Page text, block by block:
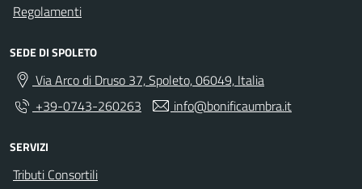
Regolamenti
SEDE DI SPOLETO
Via Arco di Druso 37, Spoleto, 06049, Italia
+39-0743-260263
info@bonificaumbra.it
SERVIZI
Tributi Consortili